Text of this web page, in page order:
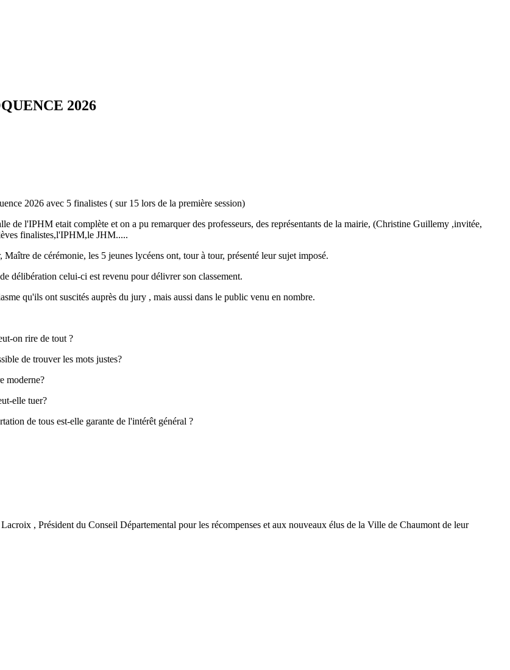
2026
2026 avec 5 finalistes ( sur 15 lors de la première session)
de l'IPHM etait complète et on a pu remarquer des professeurs, des représentants de la mairie, (Christine Guillemy ,invitée,
finalistes,l'IPHM,le JHM.....
de cérémonie, les 5 jeunes lycéens ont, tour à tour, présenté leur sujet imposé.
délibération celui-ci est revenu pour délivrer son classement.
qu'ils ont suscités auprès du jury , mais aussi dans le public venu en nombre.
rire de tout ?
trouver les mots justes?
tuer?
est-elle garante de l'intérêt général ?
, Président du Conseil Départemental pour les récompenses et aux nouveaux élus de la Ville de Chaumont de leur